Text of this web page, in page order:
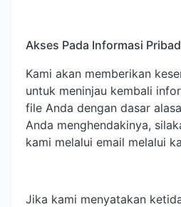
Akses Pada Informasi
Kami akan memberikan
untuk meninjau kembali
file Anda dengan dasar
Anda menghendakinya,
kami melalui email melalui
Jika kami menyatakan